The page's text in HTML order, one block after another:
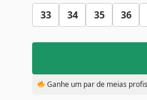
33 34 35 36
Ganhe um par de meias